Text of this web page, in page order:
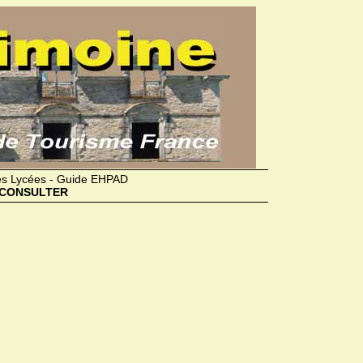
Lycées - Guide EHPAD